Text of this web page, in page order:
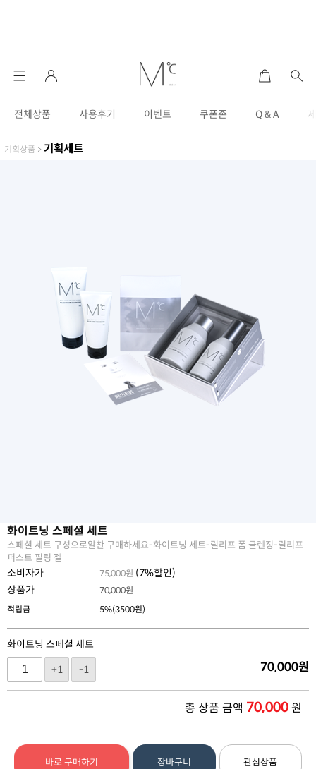
전체상품 사용후기 이벤트 쿠폰존 Q & A
기획상품 > 기획세트
화이트닝 스페셜 세트
스페셜 세트 구성으로알찬 구매하세요-화이트닝 세트-릴리프 폼 클렌징-릴리프
퍼스트 필링 젤
소비자가 75,000원 (7%할인)
상품가
70,000원
적립금
5%(3500원)
화이트닝 스페셜 세트
+1
-1 70,000원
총 상품 금액 70,000원
바로 구매하기 장바구니 관심상품